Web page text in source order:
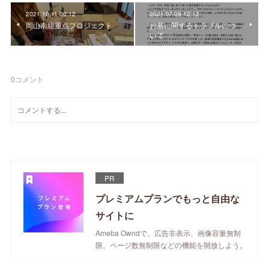
2021.10.11 00:12
岡山南組重点プロジェクト
2021.07.09 12:12
お墓に関するトラブルにつ
いて
0コメント
PR
プレミアムプランでもっと自由な
サイトに
Ameba Owndで、広告非表示、画像容量無制
限、ページ数無制限などの機能を開放しよう。